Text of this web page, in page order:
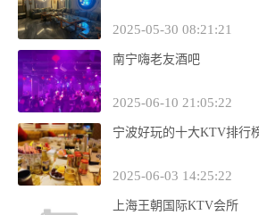
2025-05-30 08:21:21
南宁嗨老友酒吧
2025-06-10 21:05:22
宁波好玩的十大KTV排行
2025-06-03 14:25:22
上海王朝国际KTV会所